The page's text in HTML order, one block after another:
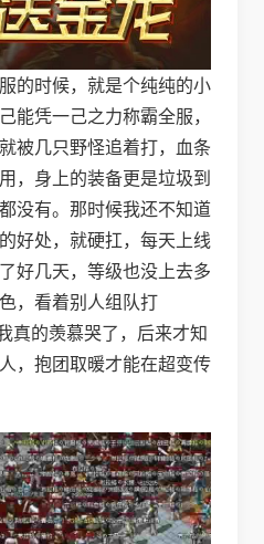
的时候，就是个纯纯的小
能凭一己之力称霸全服，
被几只野怪追着打，血条
，身上的装备更是垃圾到
没有。那时候我还不知道
好处，就硬扛，每天上线
好几天，等级也没上去多
，看着别人组队打
真的羡慕哭了，后来才知
，抱团取暖才能在超变传